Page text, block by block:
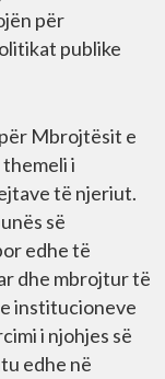
për
publike
Mbrojtësit e
i
të njeriut.
së
edhe të
dhe mbrojtur të
institucioneve
i njohjes së
edhe në